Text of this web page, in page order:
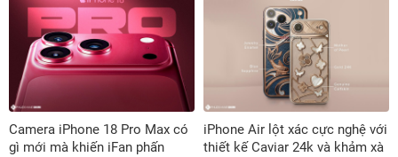
Camera iPhone 18 Pro Max có
gì mới mà khiến iFan phấn
iPhone Air lột xác cực nghệ với
thiết kế Caviar 24k và khảm xà